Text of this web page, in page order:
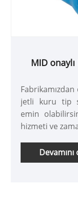
MID
jetli kuru tip
emin
hizmeti ve
Devamını